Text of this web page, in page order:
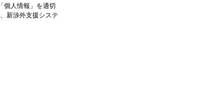
個人情報」を適切
新渉外支援システ